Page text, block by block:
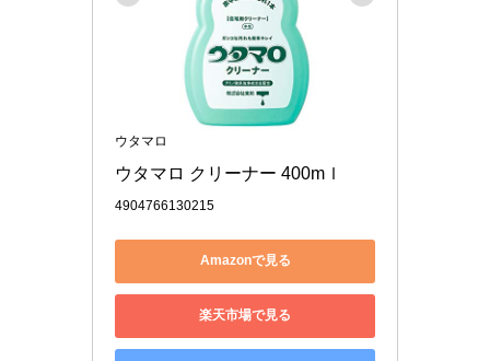
ウタマロ
ウタマロ クリーナー 400mｌ
4904766130215
Amazonで見る
楽天市場で見る